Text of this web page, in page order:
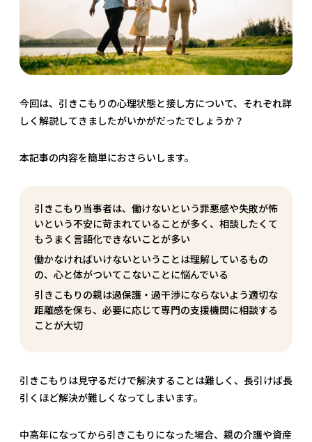
今回は、引きこもりの心理状態と接し方について、それぞれ詳
しく解説してきましたがいかがだったでしょうか？
本記事の内容を簡単におさらいします。
引きこもり当事者は、働けないという罪悪感や失敗が怖
いという不安に苛まれていることが多く、相談したくて
もうまく言語化できないことが多い
働かなければいけないということは理解しているもの
の、心と体がついてこないことに悩んでいる
引きこもりの親は過保護・過干渉にならないよう適切な
距離感を保ち、必要に応じて専門の支援機関に相談する
ことが大切
引きこもりは見守るだけで解決することは難しく、長引けば長
引くほど解決が難しくなってしまいます。
中高年になってから引きこもりになった場合、親の介護や資産